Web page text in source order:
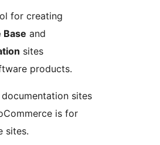
for creating
Base and
sites
products.
sites
is for
sites.